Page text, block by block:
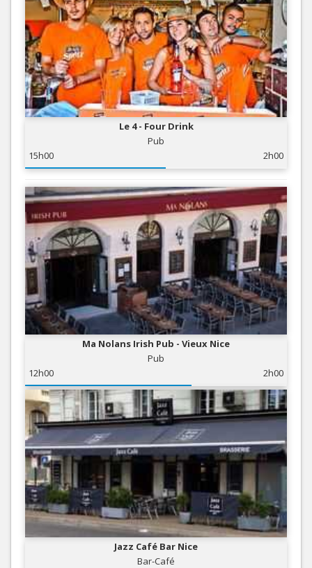
Le 4 - Four Drink
Pub
15h00
2h00
Ma Nolans Irish Pub - Vieux Nice
Pub
12h00
2h00
Jazz Café Bar Nice
Bar-Café